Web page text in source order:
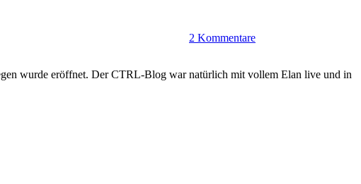
2 Kommentare
wurde eröffnet. Der CTRL-Blog war natürlich mit vollem Elan live und in